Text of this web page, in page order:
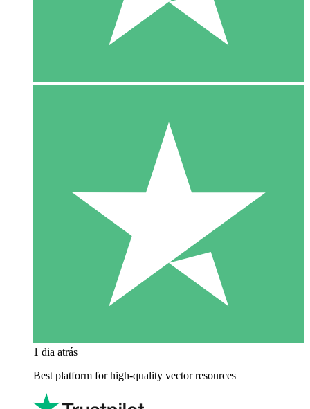
1 dia atrás
Best platform for high-quality vector resources